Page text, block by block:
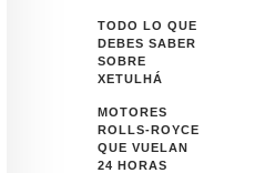
TODO LO QUE
DEBES SABER
SOBRE
XETULHÁ
MOTORES
ROLLS-ROYCE
QUE VUELAN
24 HORAS